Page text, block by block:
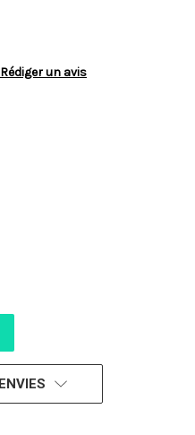
Rédiger un avis